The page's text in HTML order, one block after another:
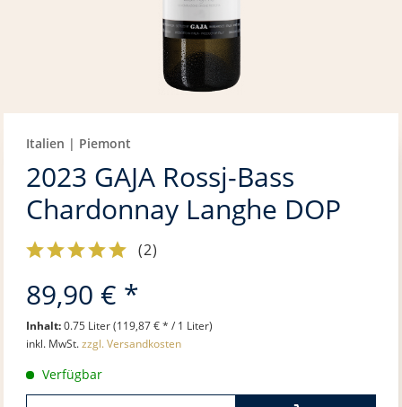
Italien | Piemont
2023 GAJA Rossj-Bass
Chardonnay Langhe DOP
(2)
89,90 € *
Inhalt:0.75 Liter (119,87 € * / 1 Liter)
inkl. MwSt.zzgl. Versandkosten
Verfügbar